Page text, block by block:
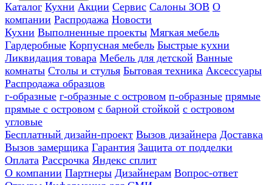
Каталог Кухни Акции Сервис Салоны ЗОВ О
компании Распродажа Новости
Кухни Выполненные проекты Мягкая мебель
Гардеробные Корпусная мебель Быстрые кухни
Ликвидация товара Мебель для детской Ванные
комнаты Столы и стулья Бытовая техника Аксессуары
Распродажа образцов
г-образные г-образные с островом п-образные прямые
прямые с островом с барной стойкой с островом
угловые
Бесплатный дизайн-проект Вызов дизайнера Доставка
Вызов замерщика Гарантия Защита от подделки
Оплата Рассрочка Яндекс сплит
О компании Партнеры Дизайнерам Вопрос-ответ